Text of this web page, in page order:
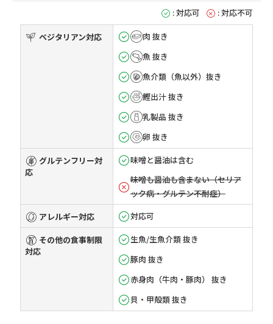
: 対応可
: 対応不可
ベジタリアン対応
肉 抜き
魚 抜き
魚介類（魚以外）抜き
鰹出汁 抜き
乳製品 抜き
卵 抜き
グルテンフリー対
応
味噌と醤油は含む
味噌も醤油も含まない（セリア
ック病・グルテン不耐症）
アレルギー対応
対応可
その他の食事制限
対応
生魚/生魚介類 抜き
豚肉 抜き
赤身肉（牛肉・豚肉） 抜き
貝・甲殻類 抜き